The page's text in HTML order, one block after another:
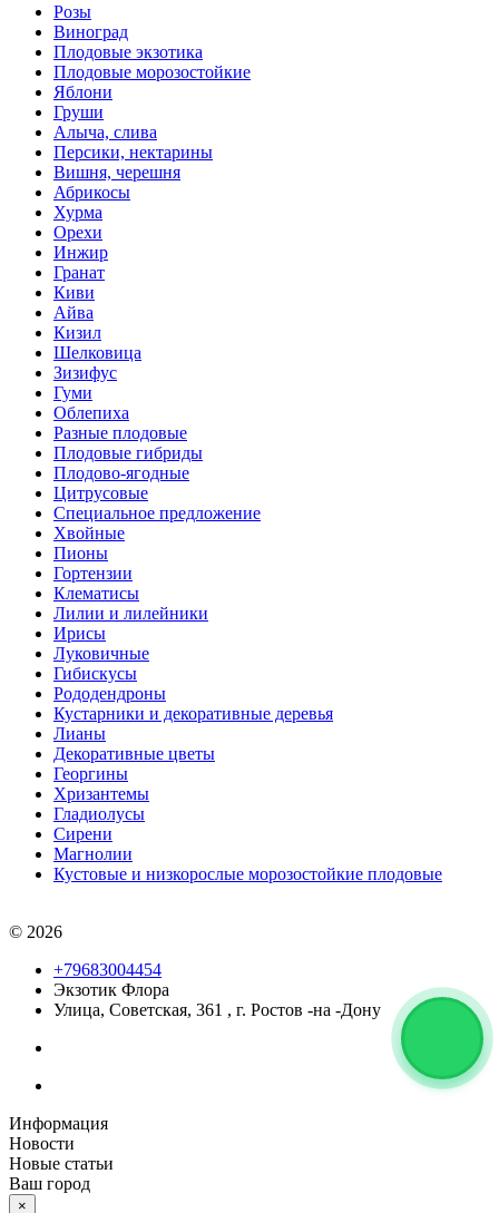
Розы
Виноград
Плодовые экзотика
Плодовые морозостойкие
Яблони
Груши
Алыча, слива
Персики, нектарины
Вишня, черешня
Абрикосы
Хурма
Орехи
Инжир
Гранат
Киви
Айва
Кизил
Шелковица
Зизифус
Гуми
Облепиха
Разные плодовые
Плодовые гибриды
Плодово-ягодные
Цитрусовые
Специальное предложение
Хвойные
Пионы
Гортензии
Клематисы
Лилии и лилейники
Ирисы
Луковичные
Гибискусы
Рододендроны
Кустарники и декоративные деревья
Лианы
Декоративные цветы
Георгины
Хризантемы
Гладиолусы
Сирени
Магнолии
Кустовые и низкорослые морозостойкие плодовые
© 2026
+79683004454
Экзотик Флора
Улица, Советская, 361 , г. Ростов -на -Дону
Информация
Новости
Новые статьи
Ваш город
×